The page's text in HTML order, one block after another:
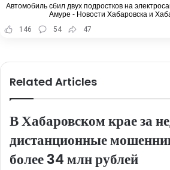
Автомобиль сбил двух подростков на
Амуре - Новости Хабаровска и
146
54 47
Related Articles
В Хабаровском крае за
дистанционные
более 34 млн рублей